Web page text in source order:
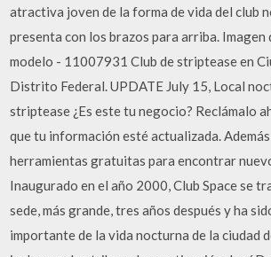
atractiva joven de la forma de vida del club
presenta con los brazos para arriba. Imagen
modelo - 11007931 Club de striptease en
Distrito Federal. UPDATE July 15, Local
striptease ¿Es este tu negocio? Reclámalo
que tu información esté actualizada.
herramientas gratuitas para encontrar
Inaugurado en el año 2000, Club Space se
sede, más grande, tres años después y ha
importante de la vida nocturna de la ciudad